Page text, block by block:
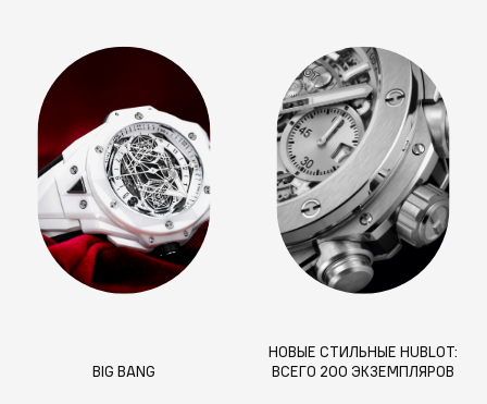
BIG BANG
НОВЫЕ СТИЛЬНЫЕ HUBLOT:
ВСЕГО 200 ЭКЗЕМПЛЯРОВ